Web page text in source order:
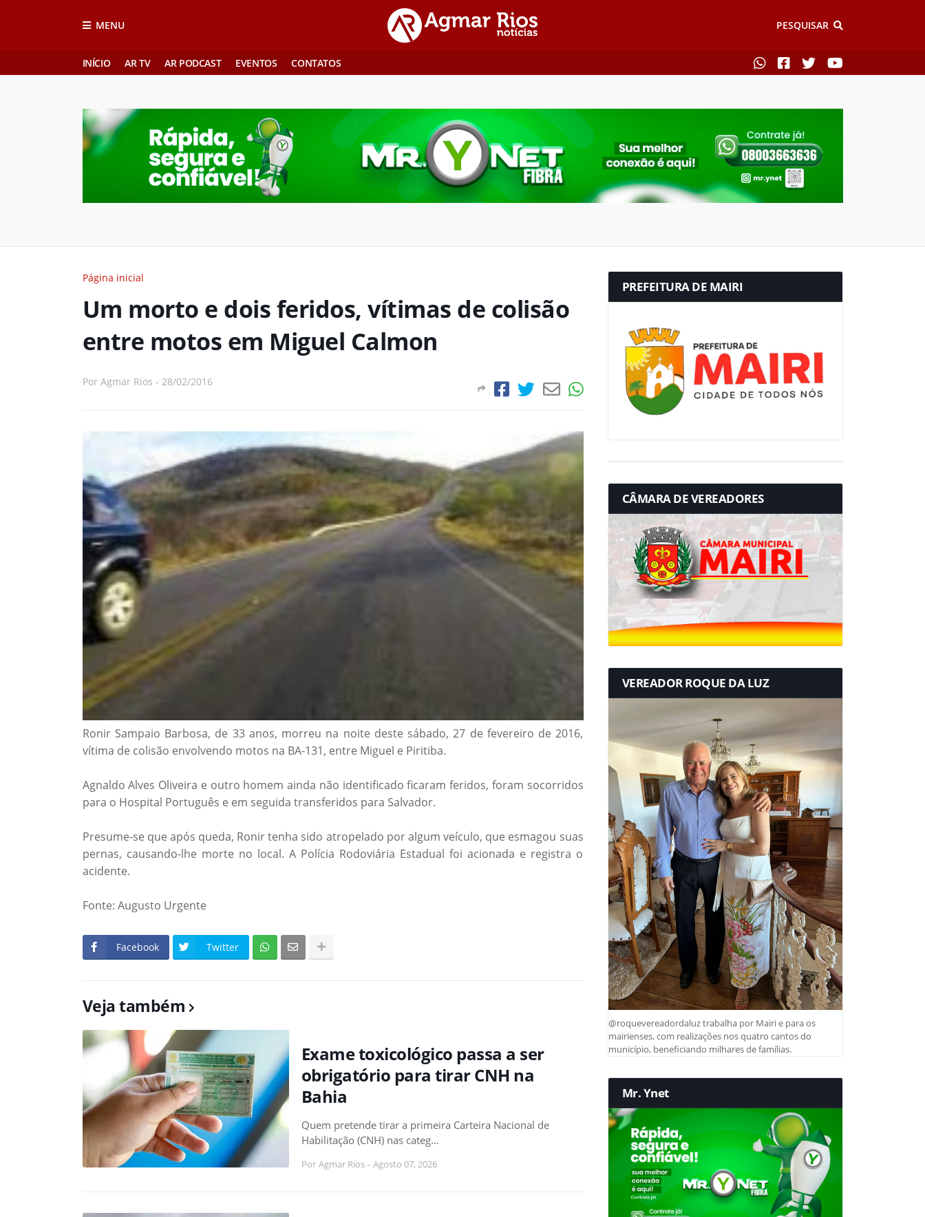
MENU PESQUISAR
INÍCIO AR TV AR PODCAST EVENTOS CONTATOS
Página inicial
Um morto e dois feridos, vítimas de colisão
entre motos em Miguel Calmon
Por Agmar Rios - 28/02/2016
Ronir Sampaio Barbosa, de 33 anos, morreu na noite deste sábado, 27 de fevereiro de 2016,
vítima de colisão envolvendo motos na BA-131, entre Miguel e Piritiba.
Agnaldo Alves Oliveira e outro homem ainda não identificado ficaram feridos, foram socorridos
para o Hospital Português e em seguida transferidos para Salvador.
Presume-se que após queda, Ronir tenha sido atropelado por algum veículo, que esmagou suas
pernas, causando-lhe morte no local. A Polícia Rodoviária Estadual foi acionada e registra o
acidente.
Fonte: Augusto Urgente
Facebook Twitter
Veja também
Exame toxicológico passa a ser
obrigatório para tirar CNH na
Bahia
Quem pretende tirar a primeira Carteira Nacional de
Habilitação (CNH) nas categ…
Por Agmar Rios - Agosto 07, 2026
PREFEITURA DE MAIRI
CÂMARA DE VEREADORES
VEREADOR ROQUE DA LUZ
@roquevereadordaluz trabalha por Mairi e para os
mairienses, com realizações nos quatro cantos do
município, beneficiando milhares de famílias.
Mr. Ynet